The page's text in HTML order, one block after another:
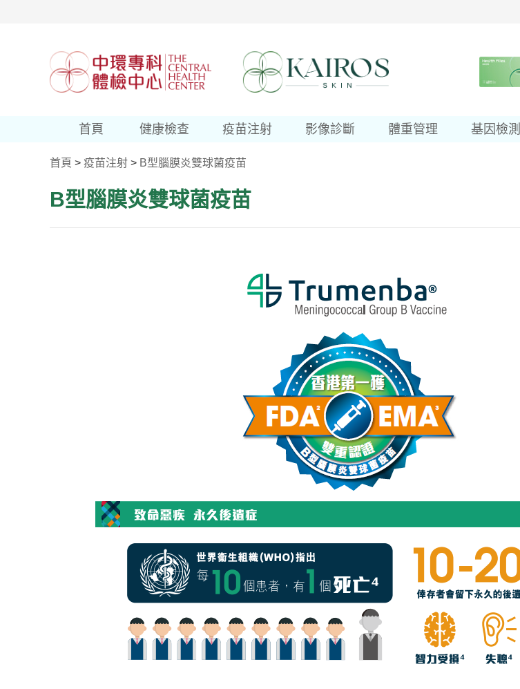
首頁 健康檢查 疫苗注射 影像診斷 體重管理 基因檢測
首頁 > 疫苗注射 > B型腦膜炎雙球菌疫苗
B型腦膜炎雙球菌疫苗